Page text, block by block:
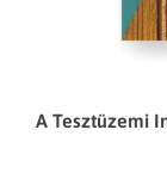
A Tesztüzemi